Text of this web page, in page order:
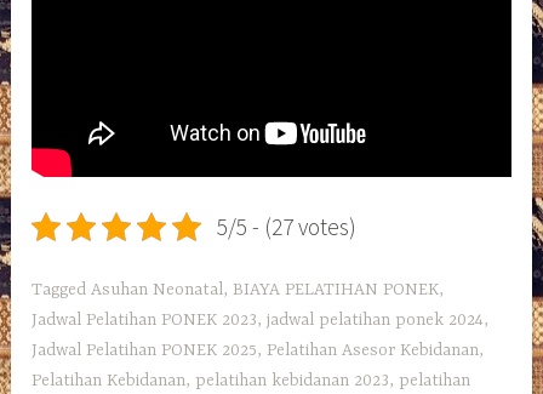
5/5 - (27 votes)
TaggedAsuhan Neonatal, BIAYA PELATIHAN PONEK,
Jadwal Pelatihan PONEK 2023,jadwal pelatihan ponek 2024,
Jadwal Pelatihan PONEK 2025, Pelatihan Asesor Kebidanan,
Pelatihan Kebidanan, pelatihan kebidanan 2023, pelatihan